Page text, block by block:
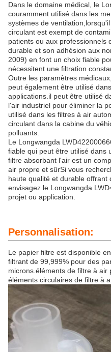
Dans le domaine médical, le
couramment utilisé dans les
systèmes de
circulant est exempt de
patients ou aux professionnels
durable et son adhésion aux
2009) en font un choix fiable
nécessitent une filtration
Outre les paramètres
peut également être utilisé
applications.il peut être utilisé
l'air industriel pour éliminer la
utilisé dans les filtres à air
circulant dans la cabine du
polluants.
Le Longwangda
fiable qui peut être utilisé dans
filtre absorbant l'air est un
air propre et sûrSi vous
haute qualité et durable offrant
envisagez le Longwangda
projet ou application.
Personnalisation:
Le papier filtre est disponible
filtrant de 99,999% pour des
microns.éléments de filtre à
éléments circulaires de filtre à